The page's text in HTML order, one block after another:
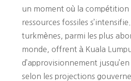
un moment où la compétition
ressources fossiles
turkmènes, parmi les plus
monde, offrent à Kuala
d’approvisionnement
selon les projections